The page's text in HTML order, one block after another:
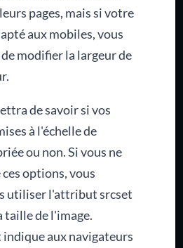
pages, mais si votre
aux mobiles, vous
modifier la largeur de
de savoir si vos
à l'échelle de
ou non. Si vous ne
options, vous
utiliser l'attribut srcset
taille de l'image.
aux navigateurs